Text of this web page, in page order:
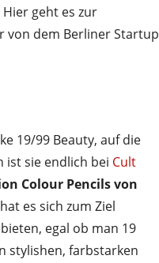
geht es zur
von dem Berliner Startup
19/99 Beauty, auf die
ist sie endlich bei Cult
Colour Pencils von
es sich zum Ziel
egal ob man 19
stylishen, farbstarken